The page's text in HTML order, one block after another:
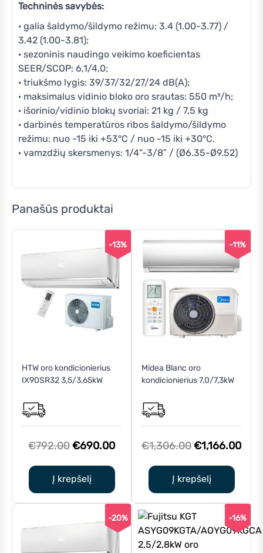
Techninės savybės:
· galia šaldymo/šildymo režimu: 3.4 (1.00-3.77) /
3.42 (1.00-3.81);
· sezoninis naudingo veikimo koeficientas
SEER/SCOP: 6,1/4,0;
· triukšmo lygis: 39/37/32/27/24 dB(A);
· maksimalus vidinio bloko oro srautas: 550 m³/h;
· išorinio/vidinio blokų svoriai: 21 kg / 7,5 kg
· darbinės temperatūros ribos šaldymo/šildymo
režimu: nuo -15 iki +53°C / nuo -15 iki +30°C.
· vamzdžių skersmenys: 1/4”-3/8″ / (Ø6.35-Ø9.52)
Panašūs produktai
-13%
HTW oro kondicionierius
IX90SR32 3,5/3,65kW
€792.00Original
was:
€792.00.
€690.00Current
€690.00.
Į krepšelį
-11%
Midea Blanc oro
kondicionierius 7,0/7,3kW
€1,306.00Original
was:
€1,306.00.
€1,166.00
Į krepšelį
-20% -16%